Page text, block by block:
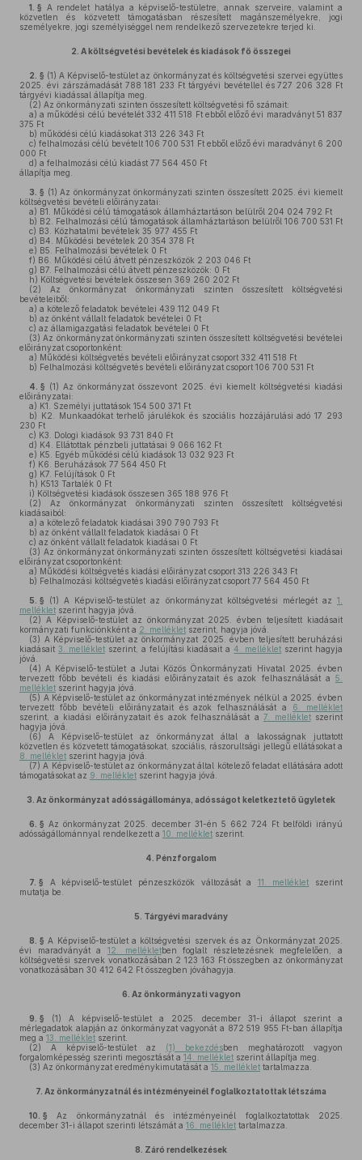
1. § A rendelet hatálya a képviselő-testületre, annak szerveire, valamint a
közvetlen és közvetett támogatásban részesített magánszemélyekre, jogi
személyekre, jogi személyiséggel nem rendelkező szervezetekre terjed ki.
2. A költségvetési bevételek és kiadások fő összegei
2. § (1) A Képviselő-testület az önkormányzat és költségvetési szervei együttes
2025. évi zárszámadását 788 181 233 Ft tárgyévi bevétellel és 727 206 328 Ft
tárgyévi kiadással állapítja meg.
(2) Az önkormányzati szinten összesített költségvetési fő számait:
a) a működési célú bevételét 332 411 518 Ft ebből előző évi maradványt 51 837
375 Ft
b) működési célú kiadásokat 313 226 343 Ft
c) felhalmozási célú bevételt 106 700 531 Ft ebből előző évi maradványt 6 200
000 Ft
d) a felhalmozási célú kiadást 77 564 450 Ft
állapítja meg.
3. § (1) Az önkormányzat önkormányzati szinten összesített 2025. évi kiemelt
költségvetési bevételi előirányzatai:
a) B1. Működési célú támogatások államháztartáson belülről 204 024 792 Ft
b) B2. Felhalmozási célú támogatások államháztartáson belülről 106 700 531 Ft
c) B3. Közhatalmi bevételek 35 977 455 Ft
d) B4. Működési bevételek 20 354 378 Ft
e) B5. Felhalmozási bevételek 0 Ft
f) B6. Működési célú átvett pénzeszközök 2 203 046 Ft
g) B7. Felhalmozási célú átvett pénzeszközök: 0 Ft
h) Költségvetési bevételek összesen 369 260 202 Ft
(2) Az önkormányzat önkormányzati szinten összesített költségvetési
bevételeiből:
a) a kötelező feladatok bevételei 439 112 049 Ft
b) az önként vállalt feladatok bevételei 0 Ft
c) az államigazgatási feladatok bevételei 0 Ft
(3) Az önkormányzat önkormányzati szinten összesített költségvetési bevételei
előirányzat csoportonként:
a) Működési költségvetés bevételi előirányzat csoport 332 411 518 Ft
b) Felhalmozási költségvetés bevételi előirányzat csoport 106 700 531 Ft
4. § (1) Az önkormányzat összevont 2025. évi kiemelt költségvetési kiadási
előirányzatai:
a) K1. Személyi juttatások 154 500 371 Ft
b) K2. Munkaadókat terhelő járulékok és szociális hozzájárulási adó 17 293
230 Ft
c) K3. Dologi kiadások 93 731 840 Ft
d) K4. Ellátottak pénzbeli juttatásai 9 066 162 Ft
e) K5. Egyéb működési célú kiadások 13 032 923 Ft
f) K6. Beruházások 77 564 450 Ft
g) K7. Felújítások 0 Ft
h) K513 Tartalék 0 Ft
i) Költségvetési kiadások összesen 365 188 976 Ft
(2) Az önkormányzat önkormányzati szinten összesített költségvetési
kiadásaiból:
a) a kötelező feladatok kiadásai 390 790 793 Ft
b) az önként vállalt feladatok kiadásai 0 Ft
c) az önként vállalt feladatok kiadásai 0 Ft
(3) Az önkormányzat önkormányzati szinten összesített költségvetési kiadásai
előirányzat csoportonként:
a) Működési költségvetés kiadási előirányzat csoport 313 226 343 Ft
b) Felhalmozási költségvetés kiadási előirányzat csoport 77 564 450 Ft
5. § (1) A Képviselő-testület az önkormányzat költségvetési mérlegét az1.
melléklet szerint hagyja jóvá.
(2) A Képviselő-testület az önkormányzat 2025. évben teljesített kiadásait
kormányzati funkciónkként a 2. melléklet szerint, hagyja jóvá.
(3) A Képviselő-testület az önkormányzat 2025. évben teljesített beruházási
kiadásait 3. mellékletszerint, a felújítási kiadásait a4. melléklet szerint hagyja
jóvá.
(4) A Képviselő-testület a Jutai Közös Önkormányzati Hivatal 2025. évben
tervezett főbb bevételi és kiadási előirányzatait és azok felhasználását a 5.
melléklet szerint hagyja jóvá.
(5) A Képviselő-testület az önkormányzat intézmények nélkül a 2025. évben
tervezett főbb bevételi előirányzatait és azok felhasználását a 6. melléklet
szerint, a kiadási előirányzatait és azok felhasználását a 7. mellékletszerint
hagyja jóvá.
(6) A Képviselő-testület az önkormányzat által a lakosságnak juttatott
közvetlen és közvetett támogatásokat, szociális, rászorultsági jellegű ellátásokat a
8. melléklet szerint hagyja jóvá.
(7) A Képviselő-testület az önkormányzat által kötelező feladat ellátására adott
támogatásokat az 9. melléklet szerint hagyja jóvá.
3. Az önkormányzat adósságállománya, adósságot keletkeztető ügyletek
6. § Az önkormányzat 2025. december 31-én 5 662 724 Ft belföldi irányú
adósságállománnyal rendelkezett a 10. melléklet szerint.
4. Pénzforgalom
7. § A képviselő-testület pénzeszközök változását a 11. melléklet szerint
mutatja be.
5. Tárgyévi maradvány
8. § A Képviselő-testület a költségvetési szervek és az Önkormányzat 2025.
évi maradványát a 12. mellékletben foglalt részletezésnek megfelelően, a
költségvetési szervek vonatkozásában 2 123 163 Ft összegben az önkormányzat
vonatkozásában 30 412 642 Ft összegben jóváhagyja.
6. Az önkormányzati vagyon
9. § (1) A képviselő-testület a 2025. december 31-i állapot szerint a
mérlegadatok alapján az önkormányzat vagyonát a 872 519 955 Ft-ban állapítja
meg a 13. melléklet szerint.
(2) A képviselő-testület az (1) bekezdésben meghatározott vagyon
forgalomképesség szerinti megosztását a 14. melléklet szerint állapítja meg.
(3) Az önkormányzat eredménykimutatását a 15. melléklet tartalmazza.
7. Az önkormányzatnál és intézményeinél foglalkoztatottak létszáma
10. § Az önkormányzatnál és intézményeinél foglalkoztatottak 2025.
december 31-i állapot szerinti létszámát a 16. melléklet tartalmazza.
8. Záró rendelkezések